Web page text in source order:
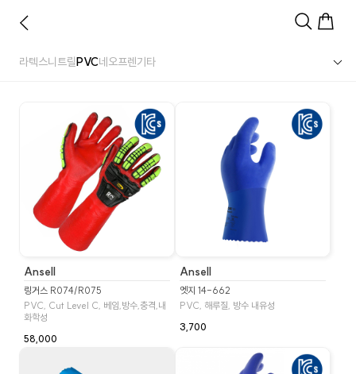
라텍스니트릴 PVC네오프렌기타
Ansell
링거스 R074/R075
PVC, Cut Level C, 베임,방수,충격,내
화학성
58,000
Ansell
엣지 14-662
PVC, 해루질, 방수 내유성
3,700